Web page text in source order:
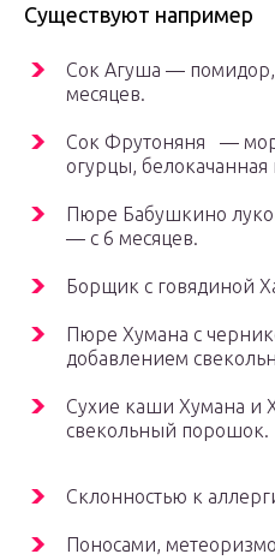
Существуют например
Сок Агуша —
месяцев.
Сок Фрутоняня —
огурцы, белокачанная
Пюре Бабушкино
— с 6 месяцев.
Борщик с говядиной
Пюре Хумана с
добавлением
Сухие каши Хумана и
свекольный порошок.
Склонностью к
Поносами,